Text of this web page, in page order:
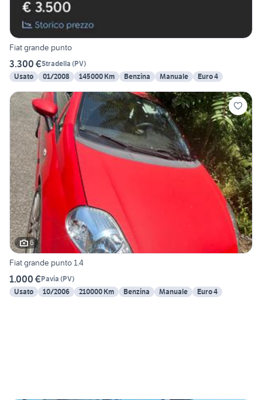
Fiat grande punto
3.300 €Stradella (PV)
Usato
01/2008 145000 Km Benzina Manuale Euro 4
6
Fiat grande punto 1.4
1.000 €Pavia (PV)
Usato
10/2006 210000 Km Benzina Manuale Euro 4